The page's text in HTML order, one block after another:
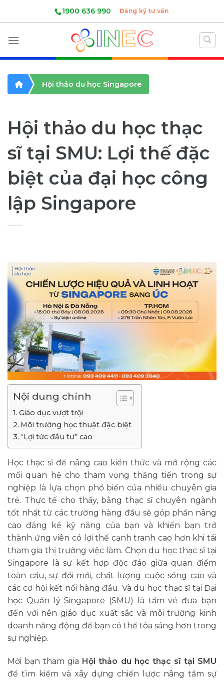
1900 636 990 Đăng ký tư vấn
Hội thảo du học Singapore
Hội thảo du học thạc
sĩ tại SMU: Lợi thế đặc
biệt của đại học công
lập Singapore
Nội dung chính
Giáo dục vượt trội
Môi trường học thuật đặc biệt
“Lợi tức đầu tư” cao
Học thạc sĩ để nâng cao kiến thức và mở rộng các
mối quan hệ cho tham vọng thăng tiến trong sự
nghiệp là lựa chọn phổ biến của nhiều chuyên gia
trẻ. Thực tế cho thấy, bằng thạc sĩ chuyên ngành
tốt nhất từ các trường hàng đầu sẽ góp phần nâng
cao đáng kể kỹ năng của bạn và khiến bạn trở
thành ứng viên có lợi thế cạnh tranh cao hơn khi tái
tham gia thị trường việc làm. Chọn du học thạc sĩ tại
Singapore là sự kết hợp độc đáo giữa quan điểm
toàn cầu, sự đổi mới, chất lượng cuộc sống cao và
các cơ hội kết nối hàng đầu. Và du học thạc sĩ tại Đại
học Quản lý Singapore (SMU) là tấm vé đưa bạn
đến với nền giáo dục xuất sắc và môi trường kinh
doanh năng động để bạn có thể tỏa sáng hơn trong
sự nghiệp.
Mời bạn tham gia Hội thảo du học thạc sĩ tại SMU
để tìm kiếm và xây dựng chiến lược nâng tầm sự